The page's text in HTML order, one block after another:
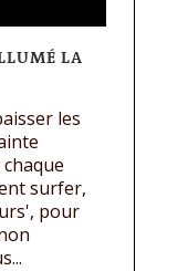
LA
les
surfer,
pour